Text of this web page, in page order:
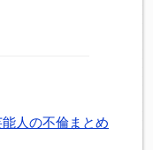
能人の不倫まとめ